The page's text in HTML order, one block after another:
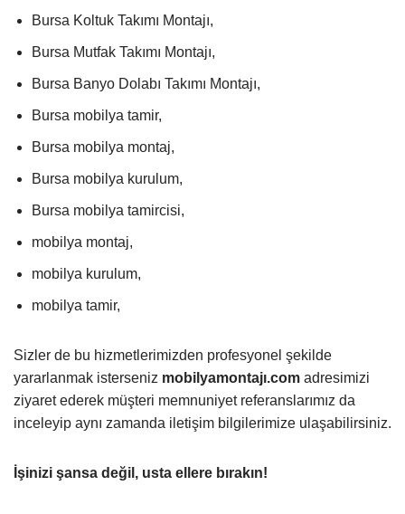
Bursa Koltuk Takımı Montajı,
Bursa Mutfak Takımı Montajı,
Bursa Banyo Dolabı Takımı Montajı,
Bursa mobilya tamir,
Bursa mobilya montaj,
Bursa mobilya kurulum,
Bursa mobilya tamircisi,
mobilya montaj,
mobilya kurulum,
mobilya tamir,
Sizler de bu hizmetlerimizden profesyonel şekilde
yararlanmak isterseniz mobilyamontajı.com adresimizi
ziyaret ederek müşteri memnuniyet referanslarımız da
inceleyip aynı zamanda iletişim bilgilerimize ulaşabilirsiniz.
İşinizi şansa değil, usta ellere bırakın!